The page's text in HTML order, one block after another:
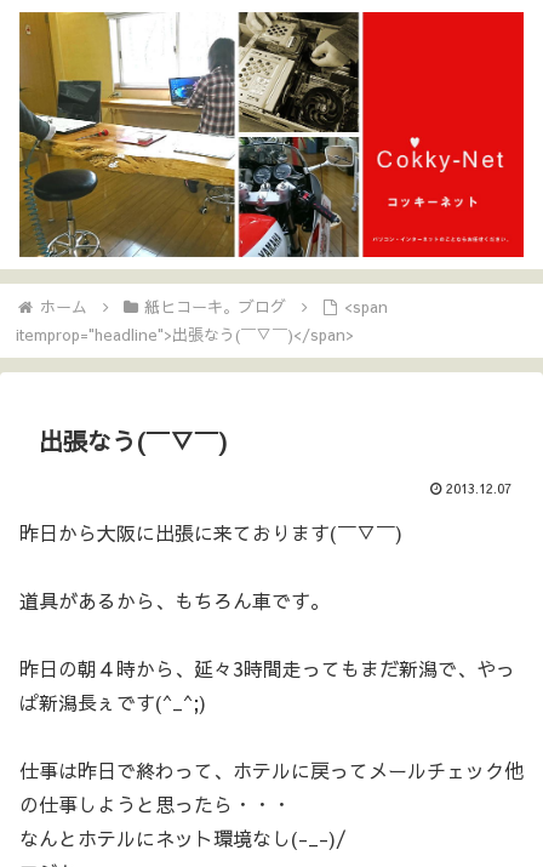
ホーム 紙ヒコーキ。ブログ
<span
itemprop="headline">出張なう(￣▽￣)</span>
出張なう(￣▽￣)
2013.12.07
昨日から大阪に出張に来ております(￣▽￣)
道具があるから、もちろん車です。
昨日の朝４時から、延々3時間走ってもまだ新潟で、やっ
ぱ新潟長ぇです(^_^;)
仕事は昨日で終わって、ホテルに戻ってメールチェック他
の仕事しようと思ったら・・・
なんとホテルにネット環境なし(-_-)/